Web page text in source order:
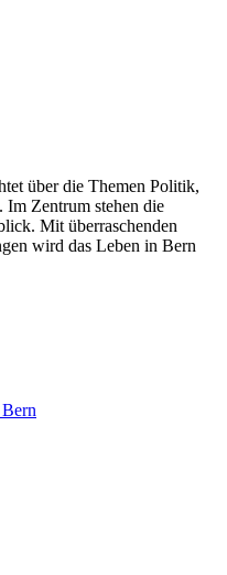
über die Themen Politik,
Zentrum stehen die
Mit überraschenden
wird das Leben in Bern